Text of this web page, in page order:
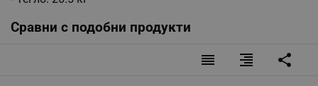
Сравни с подобни продукти
reorder format_align_right share